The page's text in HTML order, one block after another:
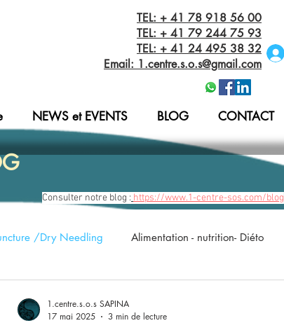
TEL: + 41 78 918 56 00
TEL: + 41 79 244 75 93
TEL: + 41 24 495 38 32‬
Email: 1.centre.s.o.s@gmail.com
NEWS et EVENTS BLOG CONTACT
Consulter notre blog : https://www.1-centre-sos.com/blog
/Dry Needling Alimentation - nutrition- Diéto
1.centre.s.o.s SAPINA
17 mai 2025
3 min de lecture